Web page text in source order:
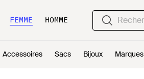
FEMME HOMME
Accessoires Sacs Bijoux Marques